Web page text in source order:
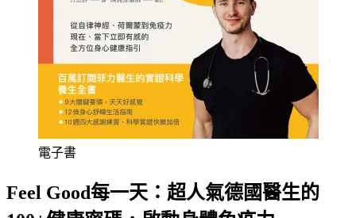
電子書
Feel Good每一天：超人氣德國醫生的